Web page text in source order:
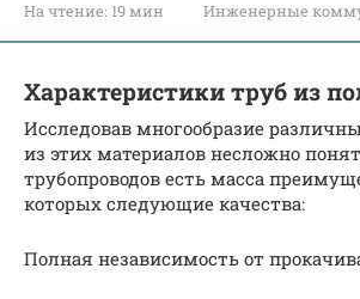
На чтение: 19 мин Инженерные
Характеристики труб из
Исследовав многообразие
из этих материалов несложно
трубопроводов есть масса
которых следующие качества:
Полная независимость от